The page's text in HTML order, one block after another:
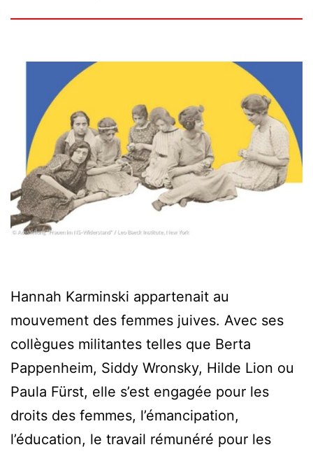
Hannah Karminski appartenait au
mouvement des femmes juives. Avec ses
collègues militantes telles que Berta
Pappenheim, Siddy Wronsky, Hilde Lion ou
Paula Fürst, elle s’est engagée pour les
droits des femmes, l’émancipation,
l’éducation, le travail rémunéré pour les